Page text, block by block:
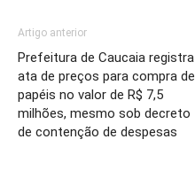
Artigo anterior
Prefeitura de Caucaia registra
ata de preços para compra de
papéis no valor de R$ 7,5
milhões, mesmo sob decreto
de contenção de despesas